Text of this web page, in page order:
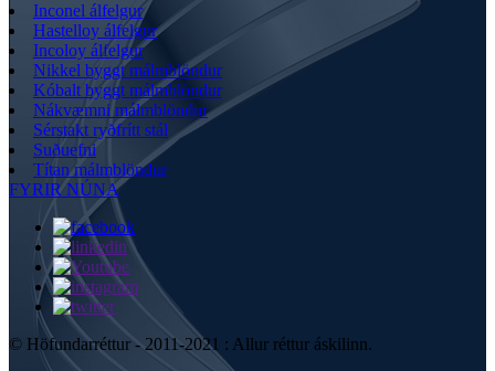
Inconel álfelgur
Hastelloy álfelgur
Incoloy álfelgur
Nikkel byggt málmblöndur
Kóbalt byggt málmblöndur
Nákvæmni málmblöndur
Sérstakt ryðfrítt stál
Suðuefni
Títan málmblöndur
FYRIR NÚNA
© Höfundarréttur - 2011-2021 : Allur réttur áskilinn.